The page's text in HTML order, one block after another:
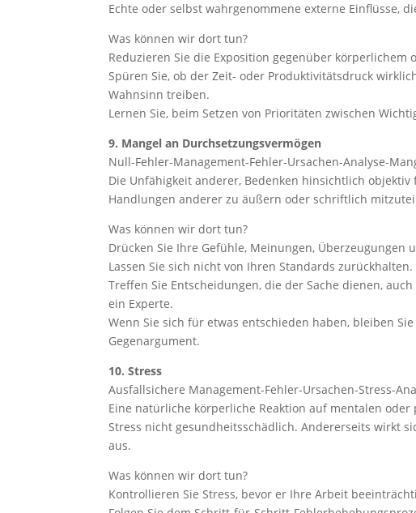
Echte oder selbst wahrgenommene externe Einflüsse,
Was können wir dort tun?
Reduzieren Sie die Exposition gegenüber körperlichem
Spüren Sie, ob der Zeit- oder Produktivitätsdruck
Wahnsinn treiben.
Lernen Sie, beim Setzen von Prioritäten zwischen
9. Mangel an Durchsetzungsvermögen
Null-Fehler-Management-Fehler-Ursachen-Analyse-
Die Unfähigkeit anderer, Bedenken hinsichtlich
Handlungen anderer zu äußern oder schriftlich
Was können wir dort tun?
Drücken Sie Ihre Gefühle, Meinungen,
Lassen Sie sich nicht von Ihren Standards zurückhalten.
Treffen Sie Entscheidungen, die der Sache dienen,
ein Experte.
Wenn Sie sich für etwas entschieden haben, bleiben
Gegenargument.
10. Stress
Ausfallsichere Management-Fehler-Ursachen-Stress-
Eine natürliche körperliche Reaktion auf mentalen
Stress nicht gesundheitsschädlich. Andererseits wirkt
aus.
Was können wir dort tun?
Kontrollieren Sie Stress, bevor er Ihre Arbeit